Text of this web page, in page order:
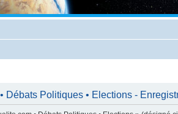
Débats Politiques • Elections -